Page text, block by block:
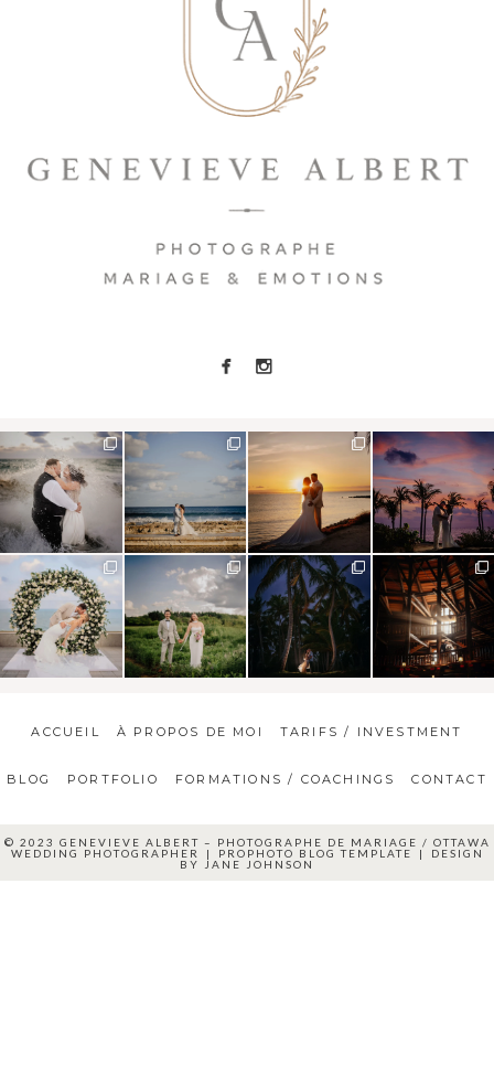
ACCUEIL À PROPOS DE MOI TARIFS / INVESTMENT
BLOG PORTFOLIO FORMATIONS / COACHINGS CONTACT
© 2023 GENEVIEVE ALBERT – PHOTOGRAPHE DE MARIAGE / OTTAWA
WEDDING PHOTOGRAPHER
| PROPHOTO BLOG TEMPLATE |
DESIGN
BY
JANE JOHNSON